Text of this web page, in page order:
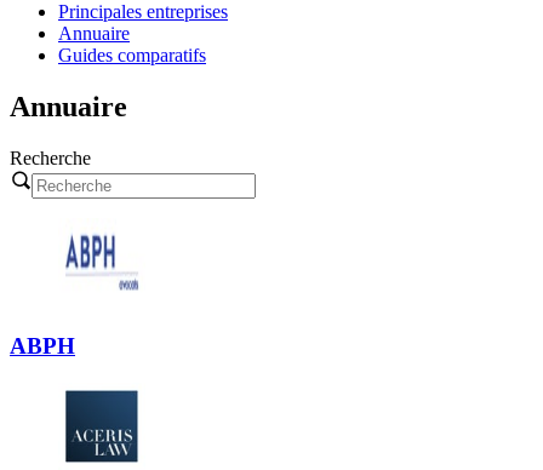
Principales entreprises
Annuaire
Guides comparatifs
Annuaire
Recherche
ABPH